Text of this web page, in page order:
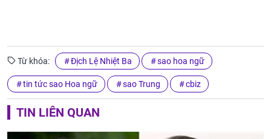
Từ khóa: Địch Lệ Nhiệt Ba sao hoa ngữ
tin tức sao Hoa ngữ sao Trung cbiz
TIN LIÊN QUAN